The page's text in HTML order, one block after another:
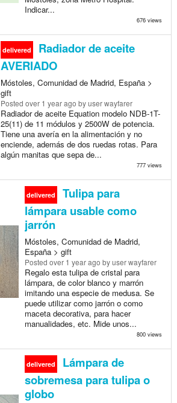
Indicar...
676 views
delivered
Radiador de aceite
AVERIADO
Móstoles, Comunidad de Madrid, España >
gift
Posted over 1 year ago by user wayfarer
Radiador de aceite Equation modelo NDB-1T-
25(11) de 11 módulos y 2500W de potencia.
Tiene una avería en la alimentación y no
enciende, además de dos ruedas rotas. Para
algún manitas que sepa de...
777 views
delivered
Tulipa para
lámpara usable como
jarrón
Móstoles, Comunidad de Madrid,
España > gift
Posted over 1 year ago by user wayfarer
Regalo esta tulipa de cristal para
lámpara, de color blanco y marrón
imitando una especie de medusa. Se
puede utilizar como jarrón o como
maceta decorativa, para hacer
manualidades, etc. Mide unos...
800 views
delivered
Lámpara de
sobremesa para tulipa o
globo